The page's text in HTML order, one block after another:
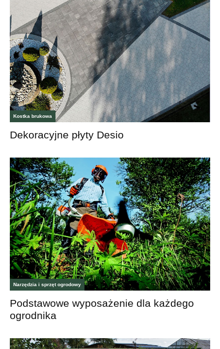
Kostka brukowa
Dekoracyjne płyty Desio
Narzędzia i sprzęt ogrodowy
Podstawowe wyposażenie dla każdego
ogrodnika